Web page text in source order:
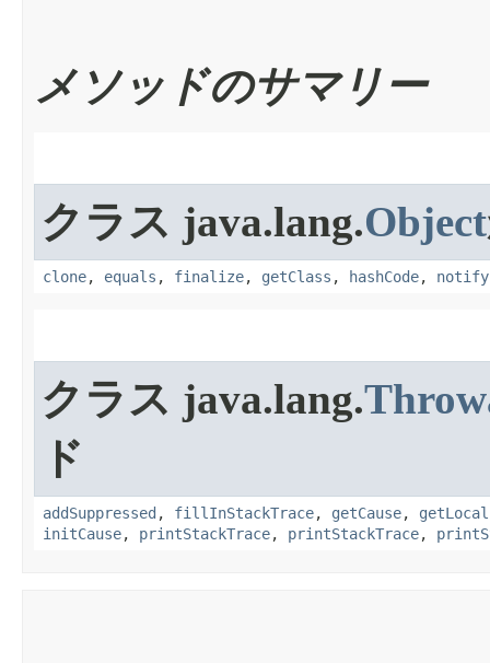
メソッドのサマリー
クラス java.lang.Object
clone, equals , finalize, getClass , hashCode, notify
クラス java.lang.
ド
addSuppressed , fillInStackTrace, getCause,
initCause, printStackTrace, printStackTrace,